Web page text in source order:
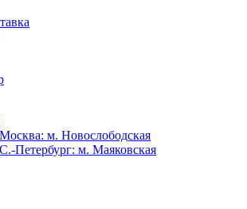
Москва: м. Новослободская
С.-Петербург: м. Маяковская